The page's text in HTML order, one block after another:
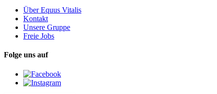
Über Equus Vitalis
Kontakt
Unsere Gruppe
Freie Jobs
Folge uns auf